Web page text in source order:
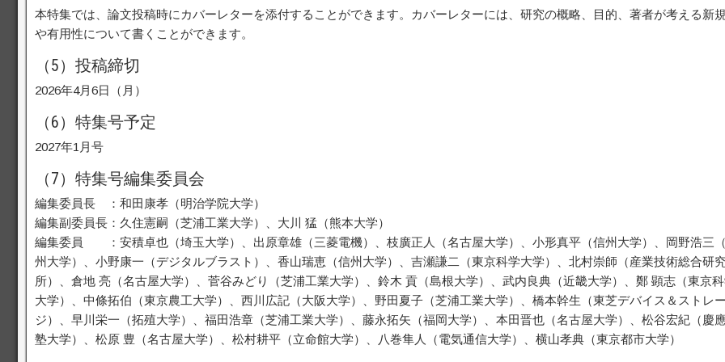
本特集では、論文投稿時にカバーレターを添付することができます。カバーレターには、研究の概略、目的、著者が考える新
や有用性について書くことができます。
（5）投稿締切
2026年4月6日（月）
（6）特集号予定
2027年1月号
（7）特集号編集委員会
編集委員長 ：和田康孝（明治学院大学）
編集副委員長：久住憲嗣（芝浦工業大学）、大川 猛（熊本大学）
編集委員 ：安積卓也（埼玉大学）、出原章雄（三菱電機）、枝廣正人（名古屋大学）、小形真平（信州大学）、岡野浩三
州大学）、小野康一（デジタルブラスト）、香山瑞恵（信州大学）、吉瀬謙二（東京科学大学）、北村崇師（産業技術総合研
所）、倉地 亮（名古屋大学）、菅谷みどり（芝浦工業大学）、鈴木 貢（島根大学）、武内良典（近畿大学）、鄭 顕志（東京
大学）、中條拓伯（東京農工大学）、西川広記（大阪大学）、野田夏子（芝浦工業大学）、橋本幹生（東芝デバイス＆ストレー
ジ）、早川栄一（拓殖大学）、福田浩章（芝浦工業大学）、藤永拓矢（福岡大学）、本田晋也（名古屋大学）、松谷宏紀（慶
塾大学）、松原 豊（名古屋大学）、松村耕平（立命館大学）、八巻隼人（電気通信大学）、横山孝典（東京都市大学）